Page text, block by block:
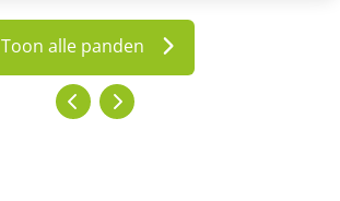
Toon alle panden